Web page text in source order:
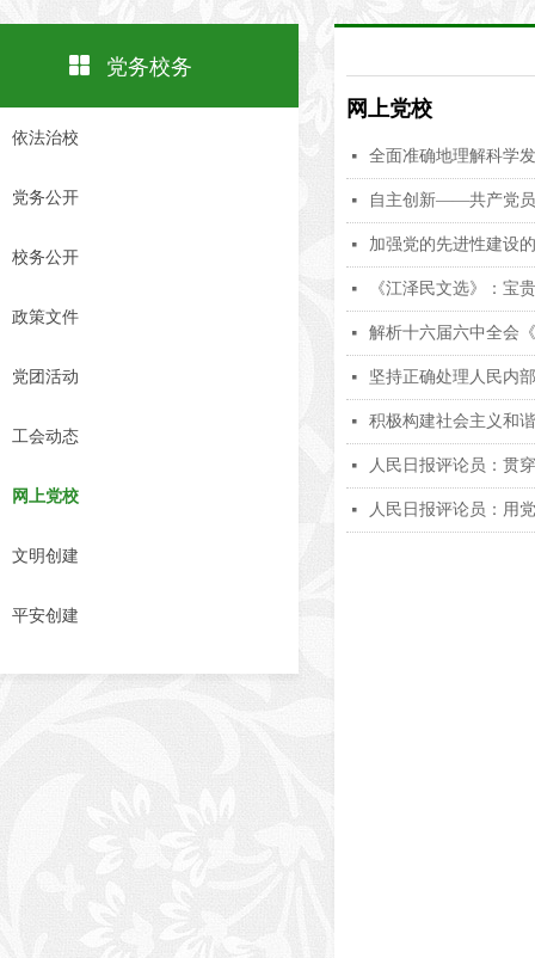
넒 党务校务
依法治校
党务公开
校务公开
政策文件
党团活动
工会动态
网上党校
文明创建
平安创建
网上党校
넷 全面准确地理解科学
넷 自主创新——共产党
넷 加强党的先进性建设
넷 《江泽民文选》：宝
넷 解析十六届六中全会
넷 坚持正确处理人民内
넷 积极构建社会主义和
넷 人民日报评论员：贯
넷 人民日报评论员：用